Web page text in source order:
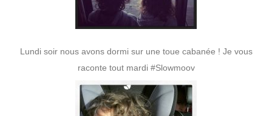
Lundi soir nous avons dormi sur une toue cabanée ! Je vous
raconte tout mardi #Slowmoov